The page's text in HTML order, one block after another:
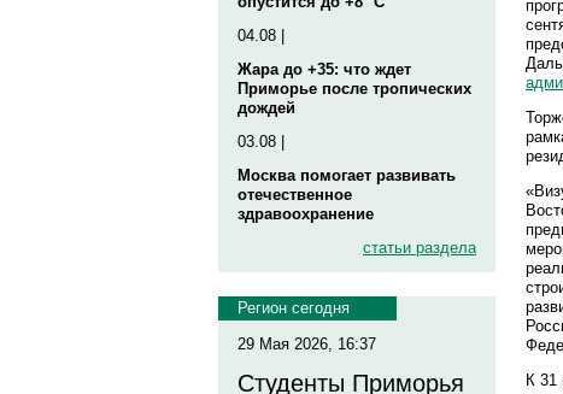
04.08 |
Жара до +35: что ждет
Приморье после тропических
дождей
03.08 |
Москва помогает развивать
отечественное
здравоохранение
статьи раздела
Регион сегодня
29 Мая 2026, 16:37
Студенты Приморья
К 31